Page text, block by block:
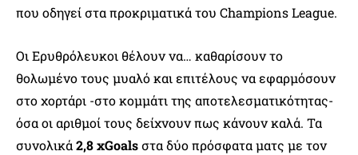
που οδηγεί στα προκριματικά του Champions League.
Οι Ερυθρόλευκοι θέλουν να… καθαρίσουν το
θολωμένο τους μυαλό και επιτέλους να εφαρμόσουν
στο χορτάρι -στο κομμάτι της αποτελεσματικότητας-
όσα οι αριθμοί τους δείχνουν πως κάνουν καλά. Τα
συνολικά2,8 xGoalsστα δύο πρόσφατα ματς με τον